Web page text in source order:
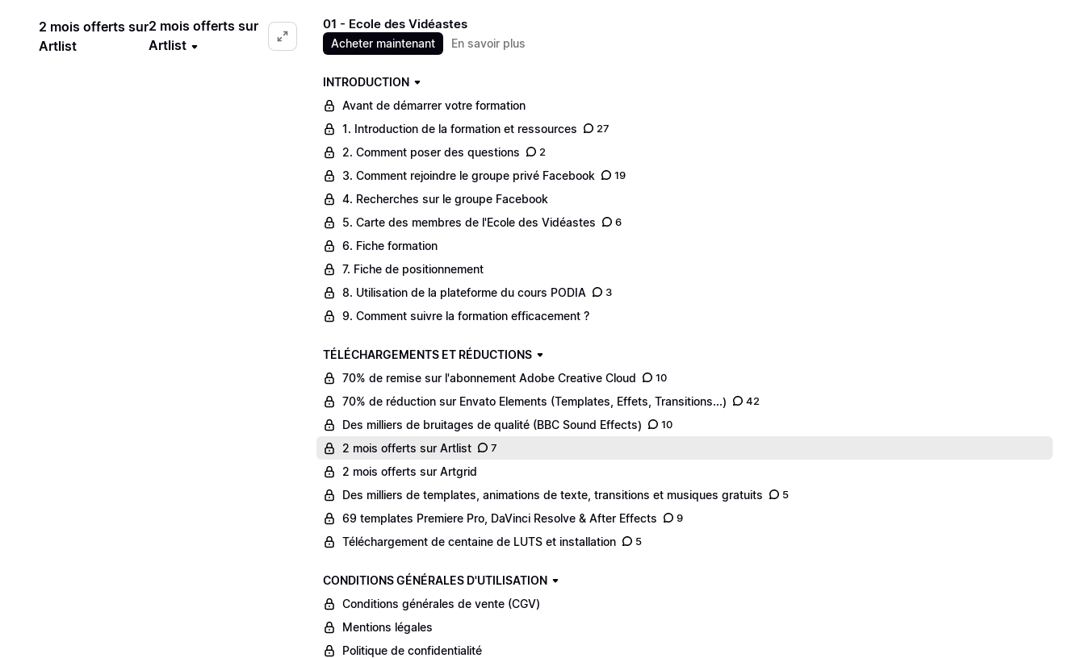
2 mois offerts sur
Artlist
2 mois offerts sur
Artlist
01 - Ecole des Vidéastes
Acheter maintenant En savoir plus
INTRODUCTION
Avant de démarrer votre formation
1. Introduction de la formation et ressources
27
2. Comment poser des questions 2
3. Comment rejoindre le groupe privé Facebook 19
4. Recherches sur le groupe Facebook
5. Carte des membres de l'Ecole des Vidéastes
6
6. Fiche formation
7. Fiche de positionnement
8. Utilisation de la plateforme du cours PODIA
3
9. Comment suivre la formation efficacement ?
TÉLÉCHARGEMENTS ET RÉDUCTIONS
70% de remise sur l'abonnement Adobe Creative Cloud
10
70% de réduction sur Envato Elements (Templates, Effets, Transitions...) 42
Des milliers de bruitages de qualité (BBC Sound Effects) 10
2 mois offerts sur Artlist 7
2 mois offerts sur Artgrid
Des milliers de templates, animations de texte, transitions et musiques gratuits
5
69 templates Premiere Pro, DaVinci Resolve & After Effects 9
Téléchargement de centaine de LUTS et installation 5
CONDITIONS GÉNÉRALES D'UTILISATION
Conditions générales de vente (CGV)
Mentions légales
Politique de confidentialité